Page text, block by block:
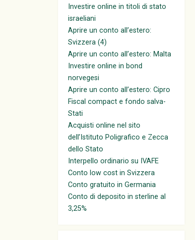
Investire online in titoli di stato
israeliani
Aprire un conto all’estero:
Svizzera (4)
Aprire un conto all’estero: Malta
Investire online in bond
norvegesi
Aprire un conto all’estero: Cipro
Fiscal compact e fondo salva-
Stati
Acquisti online nel sito
dell’Istituto Poligrafico e Zecca
dello Stato
Interpello ordinario su IVAFE
Conto low cost in Svizzera
Conto gratuito in Germania
Conto di deposito in sterline al
3,25%